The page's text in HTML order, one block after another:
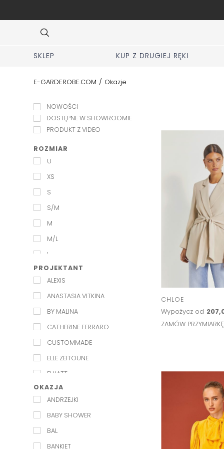
SKLEP KUP Z DRUGIEJ RĘKI
E-GARDEROBE.COM / Okazje
NOWOŚCI
DOSTĘPNE W SHOWROOMIE
PRODUKT Z VIDEO
ROZMIAR
U
XS
S
S/M
M
M/L
L
XL
PROJEKTANT
ALEXIS
ANASTASIA VITKINA
BY MALINA
CATHERINE FERRARO
CUSTOMMADE
ELLE ZEITOUNE
ELLIATT
EXQUISE
JENESEQUA
KAROLINA NAJI
KELLY&KATIE
OKAZJA
ANDRZEJKI
BABY SHOWER
BAL
BANKIET
CHLOE
Wypożycz od
ZAMÓW PRZYMIARKĘ